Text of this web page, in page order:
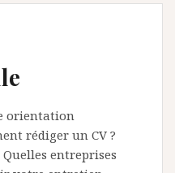
orientation
rédiger un CV ?
entreprises